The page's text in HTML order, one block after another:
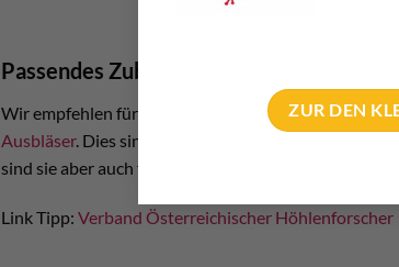
ZUR DEN
Passendes Zubehör
Wir empfehlen für den Raumer Bohrhaken
Ausbläser. Dies sind zwei kleine aber wichtige
sind sie aber auch für die EInbohrer bzw.
Link Tipp: Verband Österreichischer Höhlenforscher